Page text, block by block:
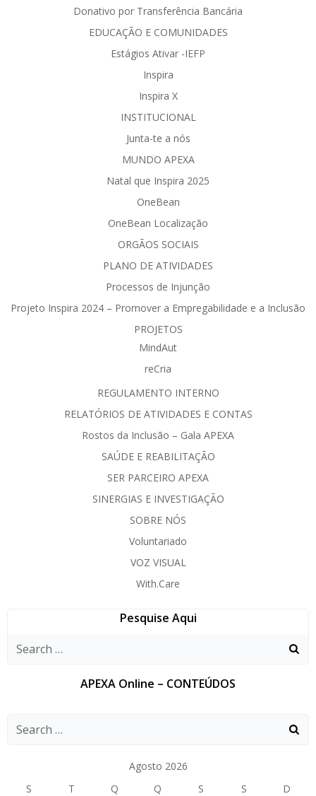
Donativo por Transferência Bancária
EDUCAÇÃO E COMUNIDADES
Estágios Ativar -IEFP
Inspira
Inspira X
INSTITUCIONAL
Junta-te a nós
MUNDO APEXA
Natal que Inspira 2025
OneBean
OneBean Localização
ORGÃOS SOCIAIS
PLANO DE ATIVIDADES
Processos de Injunção
Projeto Inspira 2024 – Promover a Empregabilidade e a Inclusão
PROJETOS
MindAut
reCria
REGULAMENTO INTERNO
RELATÓRIOS DE ATIVIDADES E CONTAS
Rostos da Inclusão – Gala APEXA
SAÚDE E REABILITAÇÃO
SER PARCEIRO APEXA
SINERGIAS E INVESTIGAÇÃO
SOBRE NÓS
Voluntariado
VOZ VISUAL
With.Care
Pesquise Aqui
APEXA Online – CONTEÚDOS
Agosto 2026
S
T Q Q S S
D